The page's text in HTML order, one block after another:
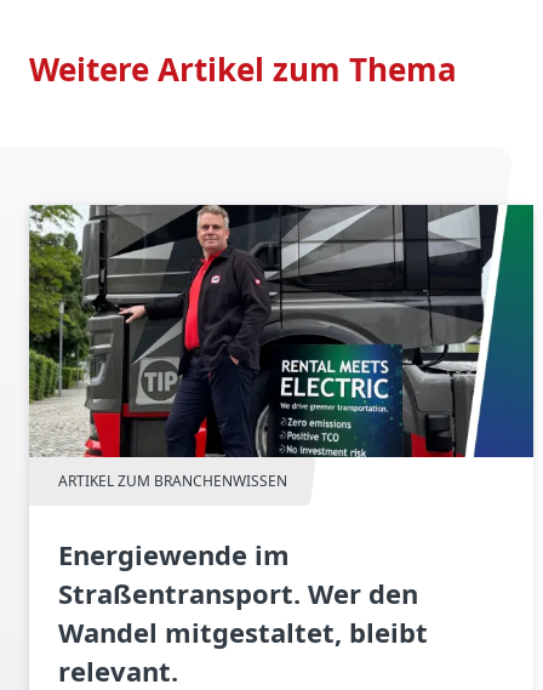
Weitere Artikel zum Thema
ARTIKEL ZUM BRANCHENWISSEN
Energiewende im
Straßentransport. Wer den
Wandel mitgestaltet, bleibt
relevant.